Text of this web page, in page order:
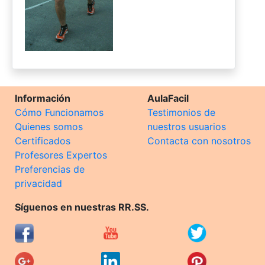
Información
Cómo Funcionamos
Quienes somos
Certificados
Profesores Expertos
Preferencias de
privacidad
AulaFacil
Testimonios de
nuestros usuarios
Contacta con nosotros
Síguenos en nuestras RR.SS.